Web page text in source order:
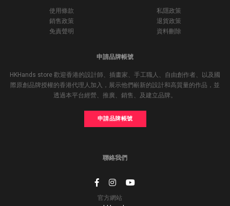
使用條款
私隱政策
銷售政策
退貨政策
免責聲明
資料刪除
申請品牌帳號
HKHands store 歡迎香港的設計師、插畫家、手工職人、自由創作者、以及國
際原創品牌授權的香港代理人加入，展示他們嶄新的設計和高質量的作品，並
透過本平台經營、推廣、銷售、及建立品牌。
申請品牌帳號
聯絡我們
官方網站